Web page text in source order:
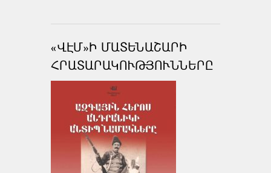
«ՎԷՄ»Ի ՄԱՏԵՆԱՇԱՐԻ
ՀՐԱՏԱՐԱԿՈՒԹՅՈՒՆՆԵՐԸ